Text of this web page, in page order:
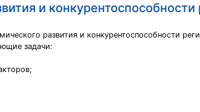
и конкурентоспособности
развития и конкурентоспособности
задачи: